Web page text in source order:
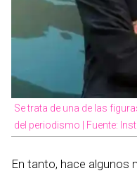
Se trata de una de las
del periodismo | Fuente:
En tanto, hace algunos